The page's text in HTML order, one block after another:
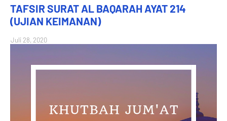
TAFSIR SURAT AL BAQARAH AYAT 214
(UJIAN KEIMANAN)
Juli 28, 2020